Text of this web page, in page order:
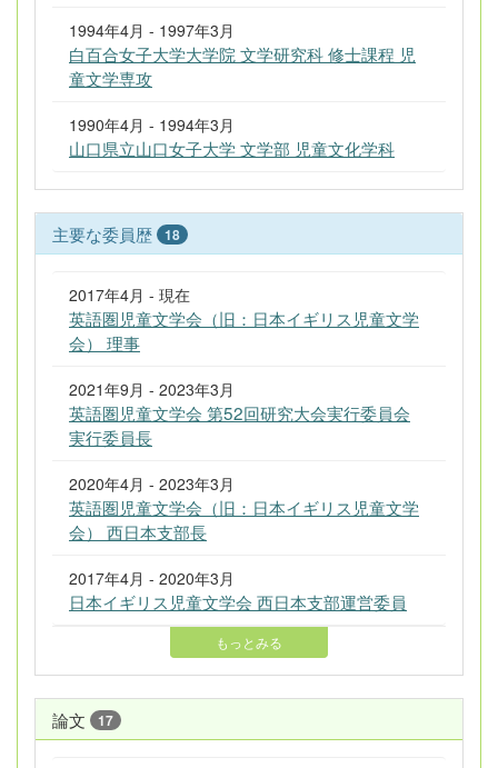
1994年4月 - 1997年3月
白百合女子大学大学院 文学研究科 修士課程 児
童文学専攻
1990年4月 - 1994年3月
山口県立山口女子大学 文学部 児童文化学科
主要な委員歴 18
2017年4月 - 現在
英語圏児童文学会（旧：日本イギリス児童文学
会） 理事
2021年9月 - 2023年3月
英語圏児童文学会 第52回研究大会実行委員会
実行委員長
2020年4月 - 2023年3月
英語圏児童文学会（旧：日本イギリス児童文学
会） 西日本支部長
2017年4月 - 2020年3月
日本イギリス児童文学会 西日本支部運営委員
もっとみる
論文 17